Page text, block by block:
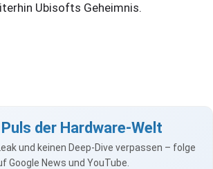
Ubisofts Geheimnis.
der Hardware-Welt
und keinen Deep-Dive verpassen – folge
Google News und YouTube.